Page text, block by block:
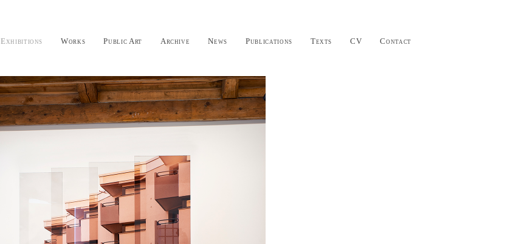
Exhibitions Works Public Art Archive News Publications Texts CV Contact